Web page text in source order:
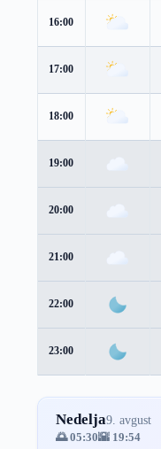
16:00
17:00
18:00
19:00
20:00
21:00
22:00
23:00
Nedelja9. avgust
🌅 05:30🌇 19:54